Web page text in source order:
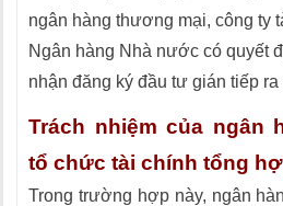
ngân hàng thương mại, công ty
Ngân hàng Nhà nước có quyết
nhận đăng ký đầu tư gián tiếp
Trách nhiệm của ngân
tổ chức tài chính tổng
Trong trường hợp này, ngân